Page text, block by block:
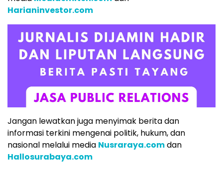
Harianinvestor.com
Jangan lewatkan juga menyimak berita dan
informasi terkini mengenai politik, hukum, dan
nasional melalui media Nusraraya.comdan
Hallosurabaya.com